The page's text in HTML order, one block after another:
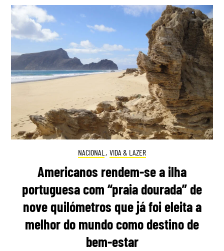
NACIONAL , VIDA & LAZER
Americanos rendem-se a ilha
portuguesa com “praia dourada” de
nove quilómetros que já foi eleita a
melhor do mundo como destino de
bem-estar